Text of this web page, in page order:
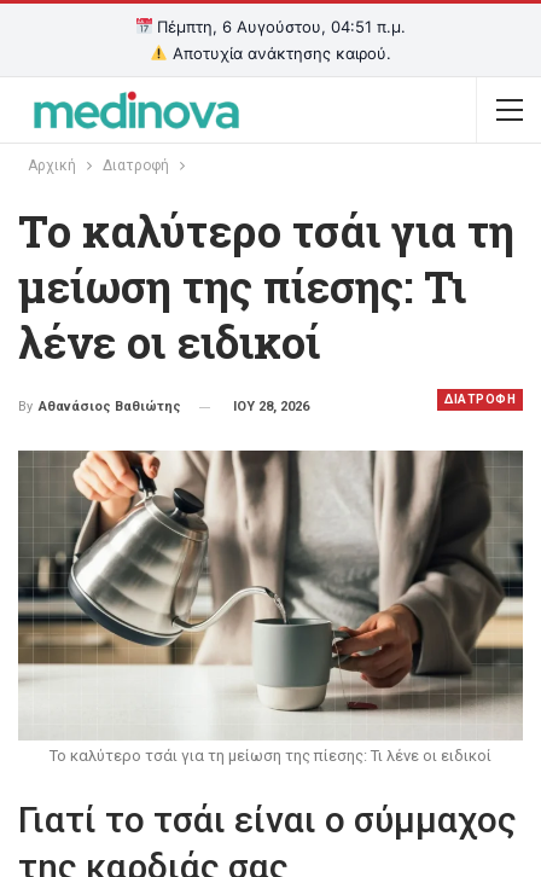
Πέμπτη, 6 Αυγούστου, 04:51 π.μ.
Αποτυχία ανάκτησης καιρού.
Αρχική Διατροφή
Το καλύτερο τσάι για τη
μείωση της πίεσης: Τι
λένε οι ειδικοί
ΔΙΑΤΡΟΦΗ
By Αθανάσιος Βαθιώτης ΙΟΥ 28, 2026
Το καλύτερο τσάι για τη μείωση της πίεσης: Τι λένε οι ειδικοί
Γιατί το τσάι είναι ο σύμμαχος
της καρδιάς σας